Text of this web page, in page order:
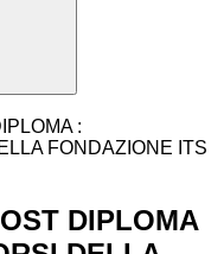
:
FONDAZIONE ITS
DIPLOMA